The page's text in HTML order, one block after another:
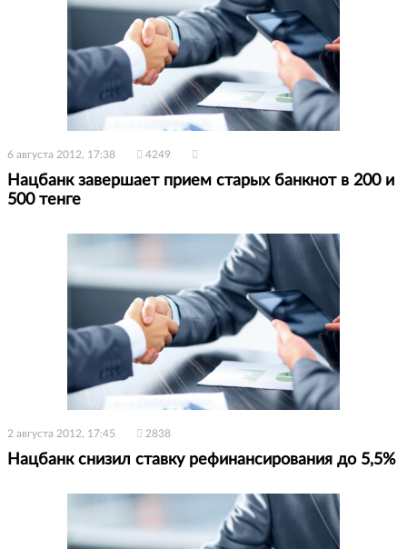
6 августа 2012, 17:38 4249
Нацбанк завершает прием старых банкнот в 200 и
500 тенге
2 августа 2012, 17:45 2838
Нацбанк снизил ставку рефинансирования до 5,5%